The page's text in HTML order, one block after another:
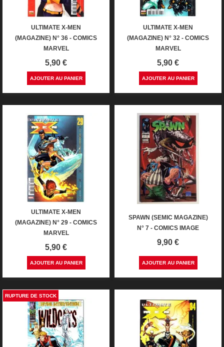
ULTIMATE X-MEN
(MAGAZINE) N° 36 - COMICS
MARVEL
Prix
5,90 €
AJOUTER AU PANIER
ULTIMATE X-MEN
(MAGAZINE) N° 32 - COMICS
MARVEL
Prix
5,90 €
AJOUTER AU PANIER
ULTIMATE X-MEN
(MAGAZINE) N° 29 - COMICS
MARVEL
Prix
5,90 €
AJOUTER AU PANIER
SPAWN (SEMIC MAGAZINE)
N° 7 - COMICS IMAGE
Prix
9,90 €
AJOUTER AU PANIER
RUPTURE DE STOCK